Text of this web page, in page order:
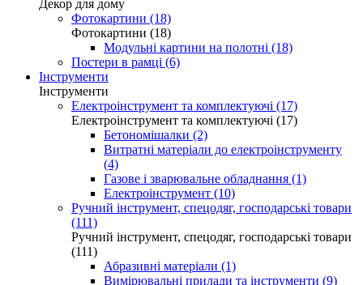
Декор для дому
Фотокартини (18)
Фотокартини (18)
Модульні картини на полотні (18)
Постери в рамці (6)
Інструменти
Інструменти
Електроінструмент та комплектуючі (17)
Електроінструмент та комплектуючі (17)
Бетономішалки (2)
Витратні матеріали до електроінструменту
(4)
Газове і зварювальне обладнання (1)
Електроінструмент (10)
Ручний інструмент, спецодяг, господарські товари
(111)
Ручний інструмент, спецодяг, господарські товари
(111)
Абразивні матеріали (1)
Вимірювальні прилади та інструменти (9)